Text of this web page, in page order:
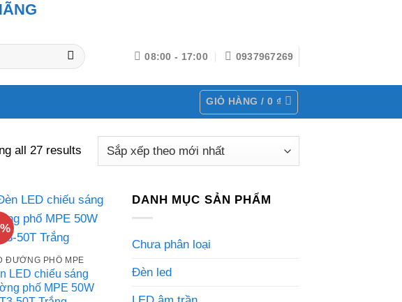
08:00 - 17:00 0937967269
GIỎ HÀNG / 0 ₫
all 27 results
ĐƯỜNG PHỐ MPE
LED chiếu sáng
phố MPE 50W
DANH MỤC SẢN PHẨM
Chưa phân loại
Đèn led